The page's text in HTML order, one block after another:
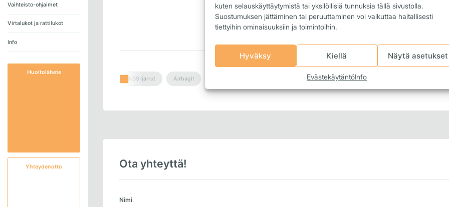
kuten selauskäyttäytymistä tai yksilöllisiä tunnuksia tällä sivustolla.
Suostumuksen jättäminen tai peruuttaminen voi vaikuttaa haitallisesti
tiettyihin ominaisuuksiin ja toimintoihin.
Hyväksy Kiellä Näytä asetukset
EvästekäytäntöInfo
Vaihteisto-ohjaimet
Virtalukot ja rattilukot
Info
Huoltolähete
Yhteydenotto
Täytä sähköinen huoltolähete
ABS-jarrut Airbagit Moott. ohjainlaitteet Muut ohjausyksiköt
Ota yhteyttä!
Nimi